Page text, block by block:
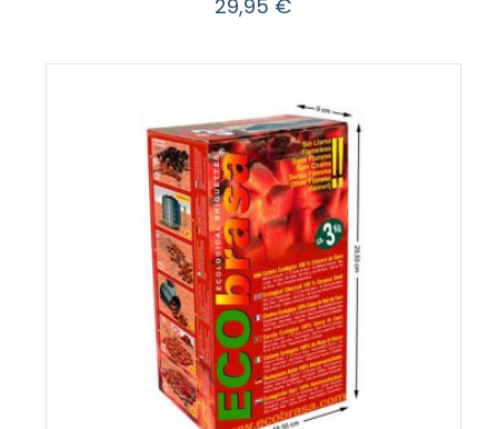
29,95 €